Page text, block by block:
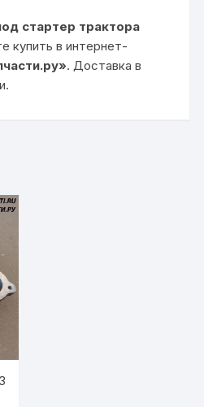
стартер трактора
купить в интернет-
. Доставка в